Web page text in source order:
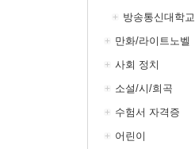
방송통신대학교
만화/라이트노벨
사회 정치
소설/시/희곡
수험서 자격증
어린이